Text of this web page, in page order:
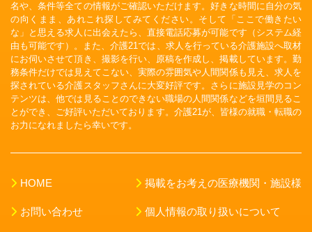
名や、条件等全ての情報がご確認いただけます。好きな時間に自分の気
の向くまま、あれこれ探してみてください。そして「ここで働きたい
な」と思える求人に出会えたら、直接電話応募が可能です（システム経
由も可能です）。また、介護21では、求人を行っている介護施設へ取材
にお伺いさせて頂き、撮影を行い、原稿を作成し、掲載しています。勤
務条件だけでは見えてこない、実際の雰囲気や人間関係も見え、求人を
探されている介護スタッフさんに大変好評です。さらに施設見学のコン
テンツは、他では見ることのできない職場の人間関係などを垣間見るこ
とができ、ご好評いただいております。介護21が、皆様の就職・転職の
お力になれましたら幸いです。
HOME
お問い合わせ
掲載をお考えの医療機関・施設様
個人情報の取り扱いについて